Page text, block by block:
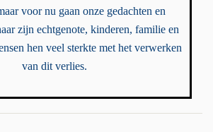
voor nu gaan onze gedachten en
zijn echtgenote, kinderen, familie en
hen veel sterkte met het verwerken
van dit verlies.